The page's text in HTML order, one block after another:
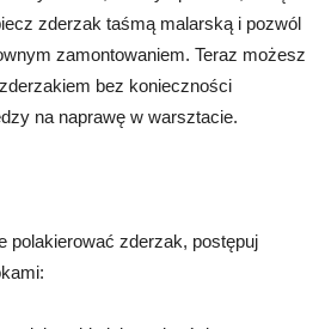
zderzak taśmą malarską i pozwól
zamontowaniem. Teraz możesz
bez konieczności
na naprawę w warsztacie.
polakierować zderzak, postępuj